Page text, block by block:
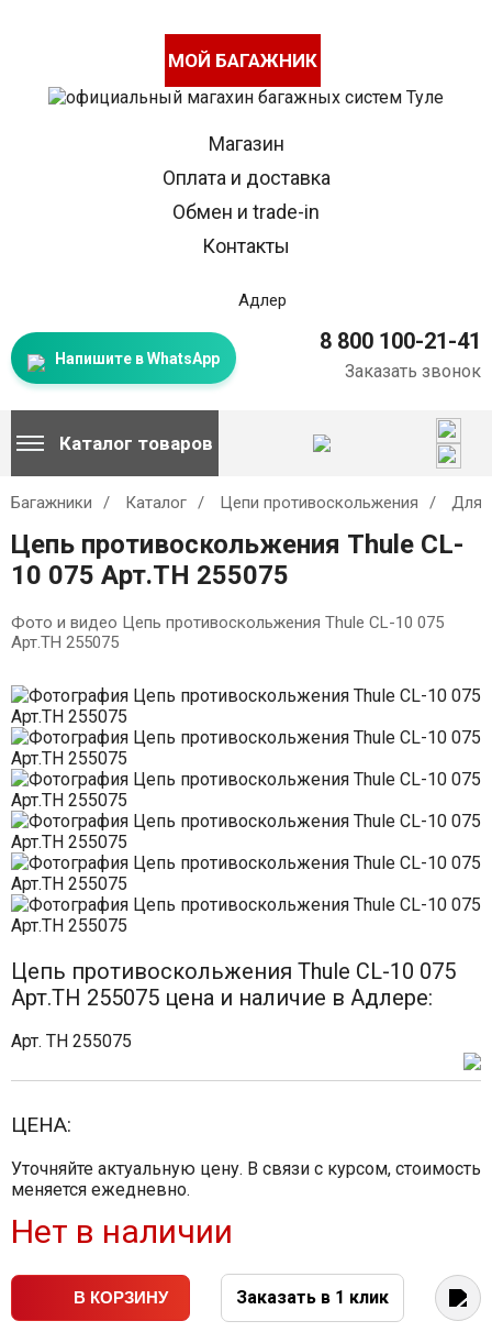
МОЙ БАГАЖНИК
Магазин
Оплата и доставка
Обмен и trade-in
Контакты
Адлер
Напишите в WhatsApp
8 800 100-21-41
Заказать звонок
Каталог товаров
Багажники Каталог Цепи противоскольжения Для
Цепь противоскольжения Thule CL-
10 075 Арт.TH 255075
Фото и видео Цепь противоскольжения Thule CL-10 075
Арт.TH 255075
Цепь противоскольжения Thule CL-10 075
Арт.TH 255075 цена и наличие в Адлере:
Арт. TH 255075
ЦЕНА:
Уточняйте актуальную цену. В связи с курсом, стоимость
меняется ежедневно.
Нет в наличии
В КОРЗИНУ Заказать в 1 клик